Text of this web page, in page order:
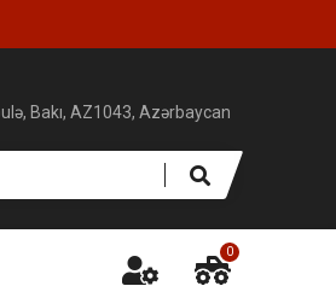
Bakı, AZ1043, Azərbaycan
0